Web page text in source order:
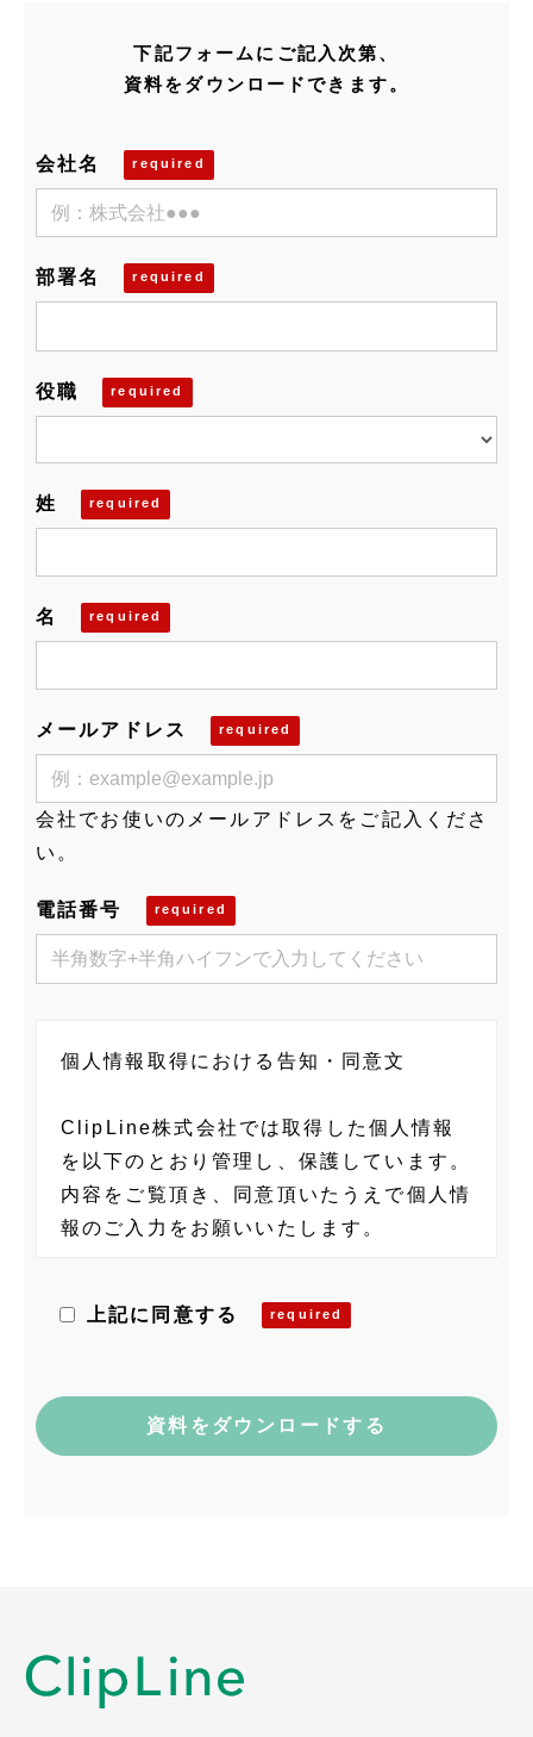
下記フォームにご記入次第、
資料をダウンロードできます。
会社名
部署名
役職
姓
名
メールアドレス
会社でお使いのメールアドレスをご記入くださ
い。
電話番号
個人情報取得における告知・同意文
ClipLine株式会社では取得した個人情報
を以下のとおり管理し、保護しています。
内容をご覧頂き、同意頂いたうえで個人情
報のご入力をお願いいたします。
ClipLine株式会社 個人情報保護管理者
〒101-0035 東京都千代田区神田紺屋町
15 グランファースト神田紺屋町5F
電話：03-6809-3305
得、利用いたします（電話またはメールに
よります）。
上記に同意する